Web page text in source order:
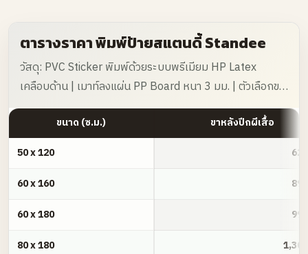
ตารางราคา พิมพ์ป้ายสแตนดี้ Standee
วัสดุ: PVC Sticker พิมพ์ด้วยระบบพรีเมียม HP Latex
เคลือบด้าน | เมาท์ลงแผ่น PP Board หนา 3 มม. | ตัวเลือกขา
ตั้งด้านหลัง: ขาตั้งทรงปีกผีเสื้อ (PP Board หนา 5 มม.) หรือ
ขาตั้งเหล็ก (ราคาเสนอต่อชิ้น / บาท)
ตารางราคา พิมพ์ป้ายสแตนดี้ Standee
ขนาด (ซ.ม.)
ขาหลังปีกผีเสื้อ
50 x 120
60 x 160
60 x 180
80 x 180